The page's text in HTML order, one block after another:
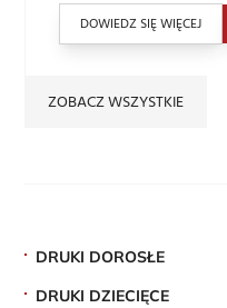
DOWIEDZ SIĘ WIĘCEJ
ZOBACZ WSZYSTKIE
DRUKI DOROSŁE
DRUKI DZIECIĘCE